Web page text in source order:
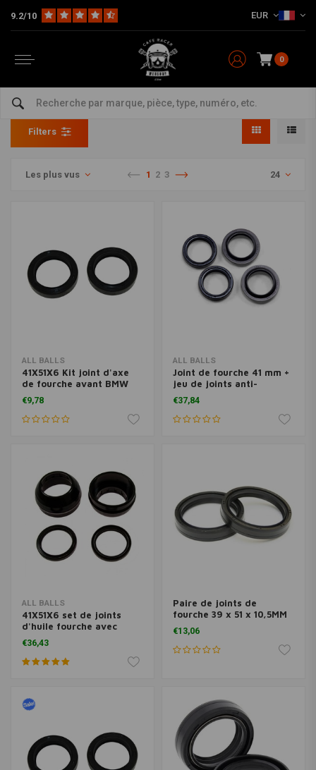
9.2/10 EUR
0
Joints de fourche
Home The Workshop Joints et pièces de fourches Joints de fourche
Filters
Les plus vus 1 2 3 24
ALL BALLS
41X51X6 Kit joint d'axe
de fourche avant BMW
K75 K100
€9,78
ALL BALLS
Joint de fourche 41 mm +
jeu de joints anti-
poussière
€37,84
ALL BALLS
41X51X6 set de joints
d'huile fourche avec
capuchon antipoussière
€36,43
Paire de joints de
fourche 39 x 51 x 10,5MM
TCL
€13,06